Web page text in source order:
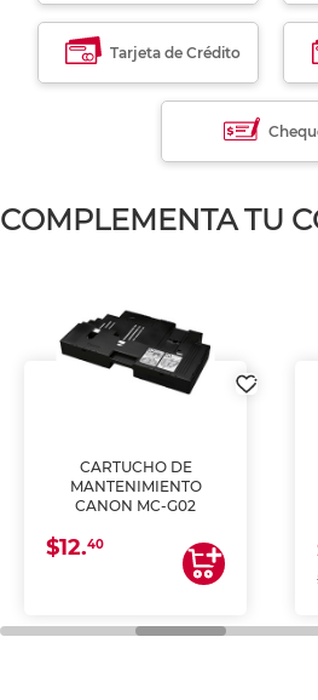
Tarjeta de Crédito
COMPLEMENTA TU
CARTUCHO DE
MANTENIMIENTO
CANON MC-G02
$12.40